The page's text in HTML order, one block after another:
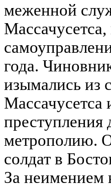
меженной
года.
изымались из
Массачусетса
преступления
метрополию.
солдат в
За неимением